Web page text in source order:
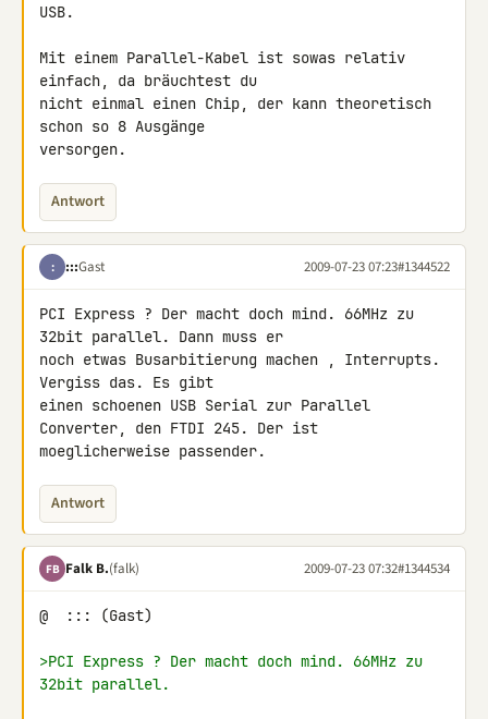
USB.
Mit einem Parallel-Kabel ist sowas relativ
einfach, da bräuchtest du
nicht einmal einen Chip, der kann theoretisch
schon so 8 Ausgänge
versorgen.
Antwort
: :::Gast 2009-07-23 07:23#1344522
PCI Express ? Der macht doch mind. 66MHz zu
32bit parallel. Dann muss er
noch etwas Busarbitierung machen , Interrupts.
Vergiss das. Es gibt
einen schoenen USB Serial zur Parallel
Converter, den FTDI 245. Der ist
moeglicherweise passender.
Antwort
FB Falk B.(falk) 2009-07-23 07:32#1344534
@  ::: (Gast)
>PCI Express ? Der macht doch mind. 66MHz zu
32bit parallel.